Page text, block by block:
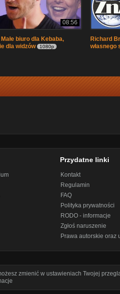
08:56
biuro dla Kebaba,
dla widzów
1080p
Richard
własnego
Przydatne linki
Kontakt
Regulamin
FAQ
Polityka prywatności
RODO - informacje
Zgłoś naruszenie
Prawa autorskie oraz
zmienić w ustawieniach Twojej